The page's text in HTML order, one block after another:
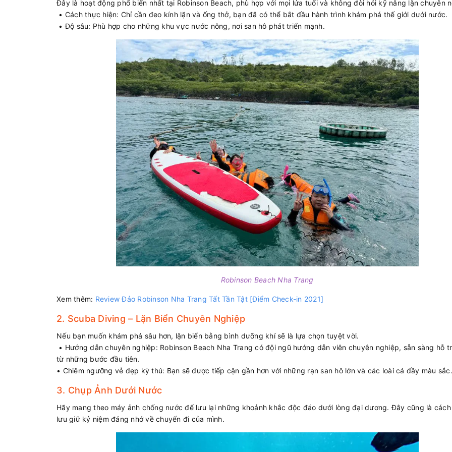
Đây là hoạt động phổ biến nhất tại Robinson Beach, phù hợp với mọi lứa tuổi và không đòi hỏi kỹ năng lặn chuyên
• Cách thực hiện: Chỉ cần đeo kính lặn và ống thở, bạn đã có thể bắt đầu hành trình khám phá thế giới dưới nước.
• Độ sâu: Phù hợp cho những khu vực nước nông, nơi san hô phát triển mạnh.
Robinson Beach Nha Trang
Xem thêm: Review Đảo Robinson Nha Trang Tất Tần Tật [Điểm Check-in 2021]
2. Scuba Diving – Lặn Biển Chuyên Nghiệp
Nếu bạn muốn khám phá sâu hơn, lặn biển bằng bình dưỡng khí sẽ là lựa chọn tuyệt vời.
• Hướng dẫn chuyên nghiệp: Robinson Beach Nha Trang có đội ngũ hướng dẫn viên chuyên nghiệp, sẵn sàng hỗ
từ những bước đầu tiên.
• Chiêm ngưỡng vẻ đẹp kỳ thú: Bạn sẽ được tiếp cận gần hơn với những rạn san hô lớn và các loài cá đầy màu sắc.
3. Chụp Ảnh Dưới Nước
Hãy mang theo máy ảnh chống nước để lưu lại những khoảnh khắc độc đáo dưới lòng đại dương. Đây cũng là
lưu giữ kỷ niệm đáng nhớ về chuyến đi của mình.